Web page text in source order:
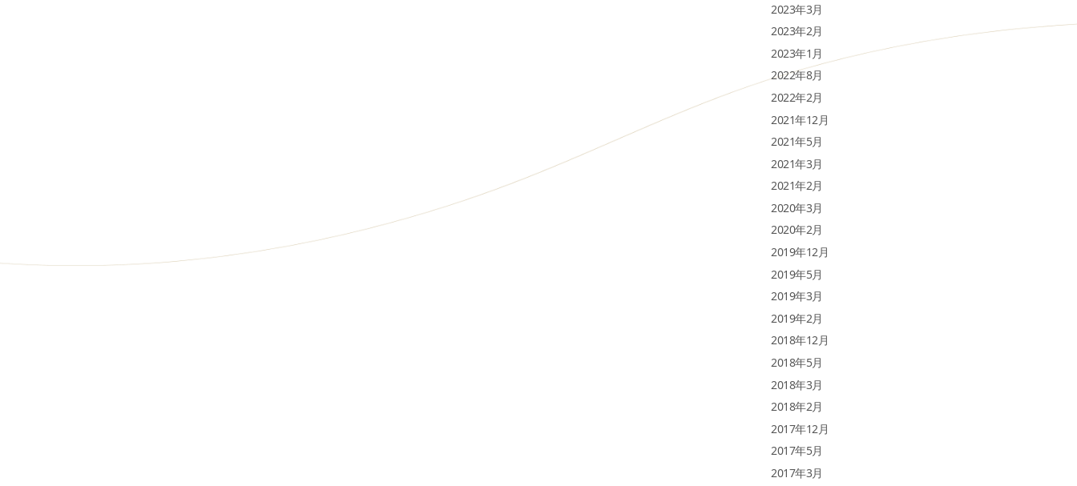
2023年3月
2023年2月
2023年1月
2022年8月
2022年2月
2021年12月
2021年5月
2021年3月
2021年2月
2020年3月
2020年2月
2019年12月
2019年5月
2019年3月
2019年2月
2018年12月
2018年5月
2018年3月
2018年2月
2017年12月
2017年5月
2017年3月